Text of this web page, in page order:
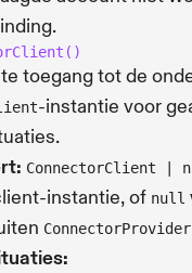
toegang tot de
-instantie voor
ConnectorClient |
instantie, of null
ConnectorProvider